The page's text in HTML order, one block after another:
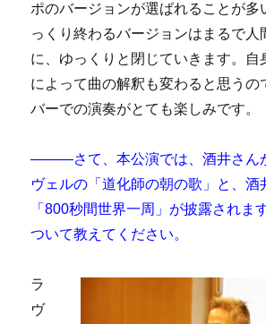
ポのバージョンが選ばれることが多
っくり終わるバージョンはまるで人
に、ゆっくりと閉じていきます。自
によって曲の解釈も変わると思うの
バーでの演奏がとても楽しみです。
―――さて、本公演では、酒井さん
ヴェルの「道化師の朝の歌」と、酒
「800秒間世界一周」が披露されま
ついて教えてください。
ラ
ヴ